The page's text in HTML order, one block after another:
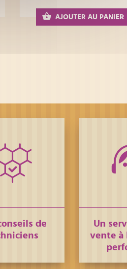
AJOUTER AU PANIER
de
Un
vente à